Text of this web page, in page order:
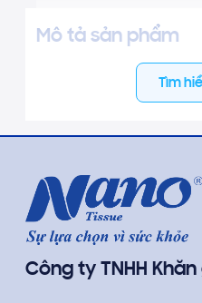
Mô tả sản phẩm
Tìm
Công ty TNHH